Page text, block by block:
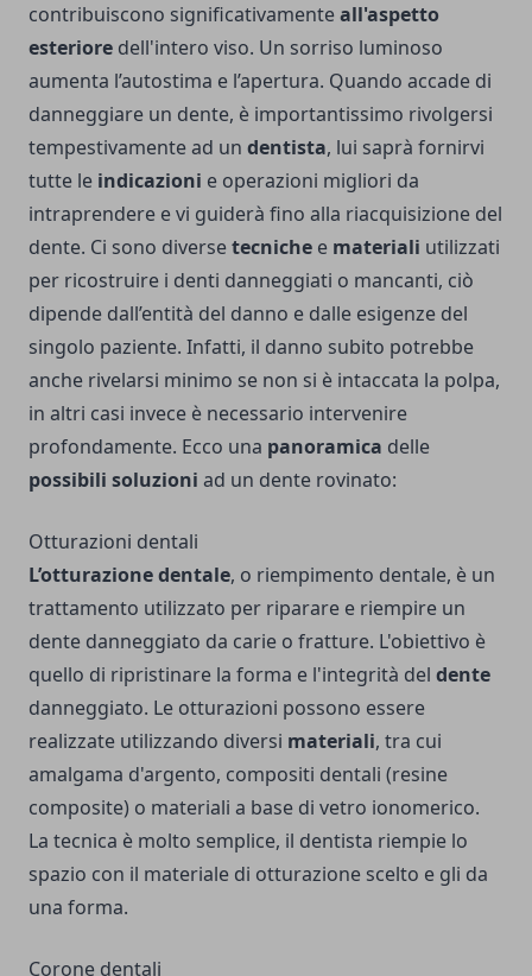
contribuiscono significativamenteall'aspetto
esteriore dell'intero viso. Un sorriso luminoso
aumenta l’autostima e l’apertura. Quando accade di
danneggiare un dente, è importantissimo rivolgersi
tempestivamente ad un dentista, lui saprà fornirvi
tutte le indicazioni e operazioni migliori da
intraprendere e vi guiderà fino alla riacquisizione del
dente. Ci sono diversetecniche e materiali utilizzati
per ricostruire i denti danneggiati o mancanti, ciò
dipende dall’entità del danno e dalle esigenze del
singolo paziente. Infatti, il danno subito potrebbe
anche rivelarsi minimo se non si è intaccata la polpa,
in altri casi invece è necessario intervenire
profondamente. Ecco una panoramica delle
possibili soluzioni ad un dente rovinato:
Otturazioni dentali
L’otturazione dentale, o riempimento dentale, è un
trattamento utilizzato per riparare e riempire un
dente danneggiato da carie o fratture. L'obiettivo è
quello di ripristinare la forma e l'integrità del dente
danneggiato. Le otturazioni possono essere
realizzate utilizzando diversi materiali, tra cui
amalgama d'argento, compositi dentali (resine
composite) o materiali a base di vetro ionomerico.
La tecnica è molto semplice, il dentista riempie lo
spazio con il materiale di otturazione scelto e gli da
una forma.
Corone dentali